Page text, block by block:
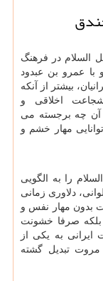
السلام در فرهنگ
با عمرو بن عبدود
بیشتر از آنکه
اخلاقی و
آن چه برجسته می
مهار خشم و
را به الگویی
دلاوری زمانی
بدون مهار نفس و
بلکه صرفا خشونت
به یکی از
مروت تبدیل گشته